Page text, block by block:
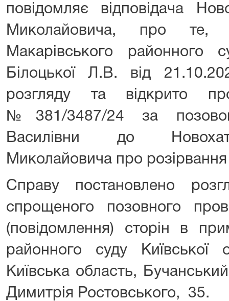
повідомляє відповідача
Миколайовича, про
Макарівського районного
Білоцької Л.В. від
розгляду та відкрито
№381/3487/24 за
Василівни до
Миколайовича про
Справу постановлено
спрощеного позовного
(повідомлення) сторін в
районного суду
Київська область,
Димитрія Ростовського, 35.